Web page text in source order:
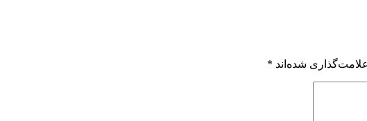
شده‌اند *